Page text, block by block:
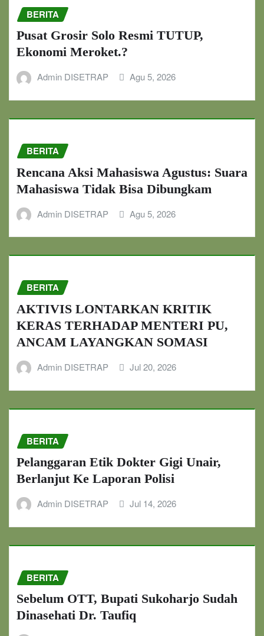
BERITA
Pusat Grosir Solo Resmi TUTUP,
Ekonomi Meroket.?
Admin DISETRAP Agu 5, 2026
BERITA
Rencana Aksi Mahasiswa Agustus: Suara
Mahasiswa Tidak Bisa Dibungkam
Admin DISETRAP Agu 5, 2026
BERITA
AKTIVIS LONTARKAN KRITIK
KERAS TERHADAP MENTERI PU,
ANCAM LAYANGKAN SOMASI
Admin DISETRAP Jul 20, 2026
BERITA
Pelanggaran Etik Dokter Gigi Unair,
Berlanjut Ke Laporan Polisi
Admin DISETRAP Jul 14, 2026
BERITA
Sebelum OTT, Bupati Sukoharjo Sudah
Dinasehati Dr. Taufiq